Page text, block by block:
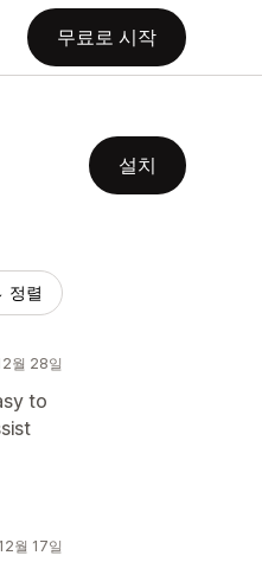
무료로 시작
설치
정렬
월 28일
to
월 17일